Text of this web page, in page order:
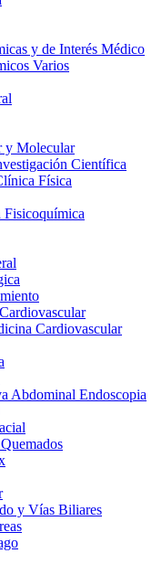
y de Interés Médico
Varios
y Molecular
Científica
Física
Cardiovascular
Abdominal Endoscopia
y Vías Biliares